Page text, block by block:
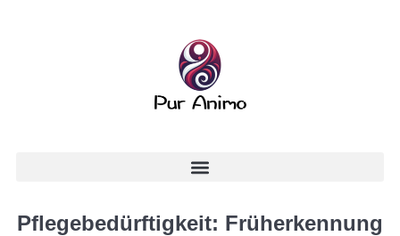
Pflegebedürftigkeit: Früherkennung